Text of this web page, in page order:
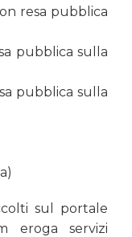
resa pubblica
pubblica sulla
pubblica sulla
sul portale
eroga servizi